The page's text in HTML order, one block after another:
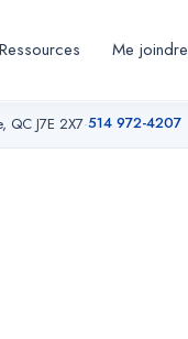
Ressources Me joindre
QC J7E 2X7·514 972-4207